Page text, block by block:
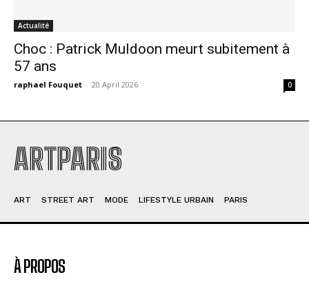
Actualité
Choc : Patrick Muldoon meurt subitement à
57 ans
raphael Fouquet - 20 April 2026 0
ARTPARIS
ART STREET ART MODE LIFESTYLE URBAIN PARIS
À PROPOS